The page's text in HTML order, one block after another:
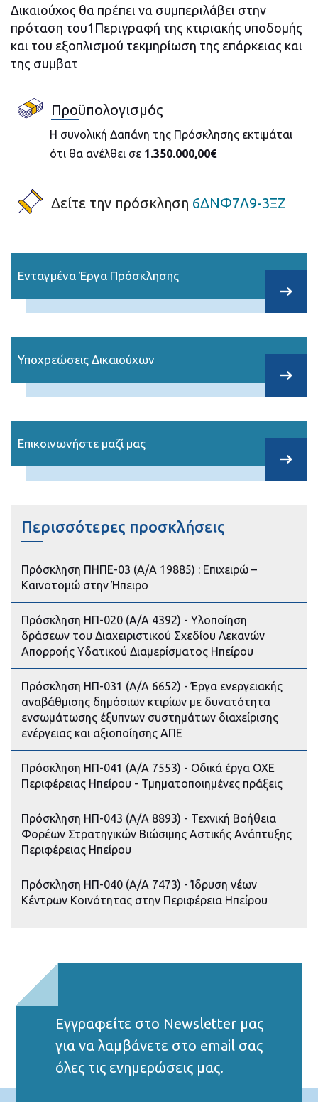
Δικαιούχος θα πρέπει να συμπεριλάβει στην
πρόταση του1Περιγραφή της κτιριακής υποδομής
και του εξοπλισμού τεκμηρίωση της επάρκειας και
της συμβατ
Προϋπολογισμός
Η συνολική Δαπάνη της Πρόσκλησης εκτιμάται
ότι θα ανέλθει σε 1.350.000,00€
Δείτε την πρόσκληση 6ΔΝΦ7Λ9-3ΞΖ
Ενταγμένα Έργα Πρόσκλησης
Υποχρεώσεις Δικαιούχων
Επικοινωνήστε μαζί μας
Περισσότερες προσκλήσεις
Πρόσκληση ΠΗΠΕ-03 (Α/Α 19885) : Επιχειρώ –
Καινοτομώ στην Ήπειρο
Πρόσκληση ΗΠ-020 (Α/Α 4392) - Υλοποίηση
δράσεων του Διαχειριστικού Σχεδίου Λεκανών
Απορροής Υδατικού Διαμερίσματος Ηπείρου
Πρόσκληση ΗΠ-031 (Α/Α 6652) - Έργα ενεργειακής
αναβάθμισης δημόσιων κτιρίων με δυνατότητα
ενσωμάτωσης έξυπνων συστημάτων διαχείρισης
ενέργειας και αξιοποίησης ΑΠΕ
Πρόσκληση ΗΠ-041 (Α/Α 7553) - Οδικά έργα ΟΧΕ
Περιφέρειας Ηπείρου - Τμηματοποιημένες πράξεις
Πρόσκληση ΗΠ-043 (Α/Α 8893) - Τεχνική Βοήθεια
Φορέων Στρατηγικών Βιώσιμης Αστικής Ανάπτυξης
Περιφέρειας Ηπείρου
Πρόσκληση ΗΠ-040 (Α/Α 7473) - Ίδρυση νέων
Κέντρων Κοινότητας στην Περιφέρεια Ηπείρου
Εγγραφείτε στο Νewsletter μας
για να λαμβάνετε στο email σας
όλες τις ενημερώσεις μας.